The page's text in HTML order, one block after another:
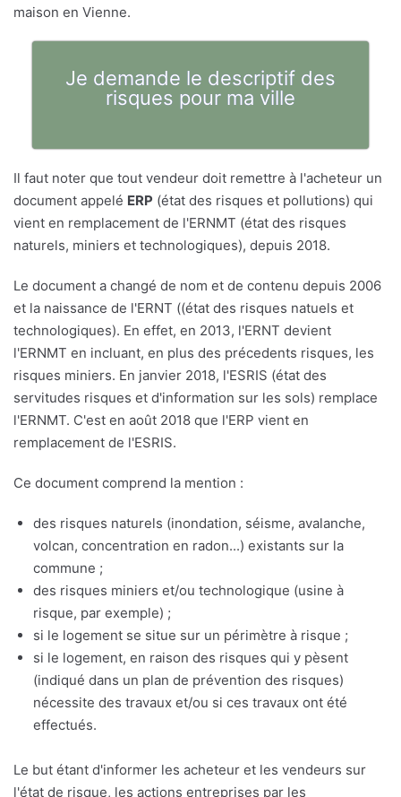
maison en Vienne.
Je demande le descriptif des
risques pour ma ville
Il faut noter que tout vendeur doit remettre à l'acheteur un
document appelé ERP (état des risques et pollutions) qui
vient en remplacement de l'ERNMT (état des risques
naturels, miniers et technologiques), depuis 2018.
Le document a changé de nom et de contenu depuis 2006
et la naissance de l'ERNT ((état des risques natuels et
technologiques). En effet, en 2013, l'ERNT devient
l'ERNMT en incluant, en plus des précedents risques, les
risques miniers. En janvier 2018, l'ESRIS (état des
servitudes risques et d'information sur les sols) remplace
l'ERNMT. C'est en août 2018 que l'ERP vient en
remplacement de l'ESRIS.
Ce document comprend la mention :
des risques naturels (inondation, séisme, avalanche,
volcan, concentration en radon...) existants sur la
commune ;
des risques miniers et/ou technologique (usine à
risque, par exemple) ;
si le logement se situe sur un périmètre à risque ;
si le logement, en raison des risques qui y pèsent
(indiqué dans un plan de prévention des risques)
nécessite des travaux et/ou si ces travaux ont été
effectués.
Le but étant d'informer les acheteur et les vendeurs sur
l'état de risque, les actions entreprises par les